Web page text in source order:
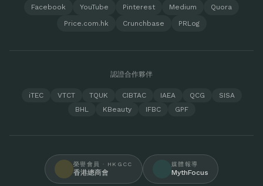
Facebook YouTube Pinterest Medium
Quora
Price.com.hk
Crunchbase PRLog
認證合作夥伴
iTEC VTCT TQUK CIBTAC IAEA QCG
SISA
BHL
KBeauty IFBC GPF
榮譽會員 · HKGCC
香港總商會
媒體報導
MythFocus